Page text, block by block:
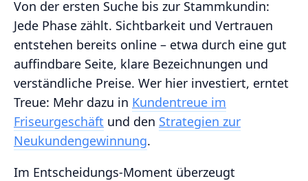
Von der ersten Suche bis zur Stammkundin:
Jede Phase zählt. Sichtbarkeit und Vertrauen
entstehen bereits online – etwa durch eine gut
auffindbare Seite, klare Bezeichnungen und
verständliche Preise. Wer hier investiert, erntet
Treue: Mehr dazu in Kundentreue im
Friseurgeschäft und den Strategien zur
Neukundengewinnung.
Im Entscheidungs-Moment überzeugt